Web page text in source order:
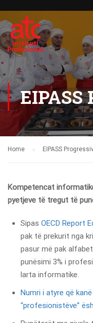
EIPASS
Home EIPASS
Kompetencat
pyetjeve të tregut të
Sipas OECD Report
pak të prekurit nga
pasur më pak
punësimi 3% i
larta informatike.
Numri i atyre që
“profesionistëve”